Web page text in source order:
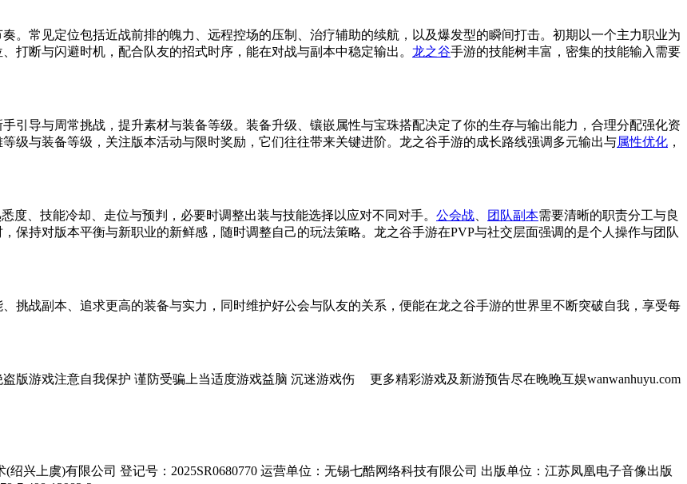
。常见定位包括近战前排的魄力、远程控场的压制、治疗辅助的续航，以及爆发型的瞬间打击。初期以一个主力职业为
打断与闪避时机，配合队友的招式时序，能在对战与副本中稳定输出。 龙之谷手游的技能树丰富，密集的技能输入需要
引导与周常挑战，提升素材与装备等级。装备升级、镶嵌属性与宝珠搭配决定了你的生存与输出能力，合理分配强化资
等级与装备等级，关注版本活动与限时奖励，它们往往带来关键进阶。龙之谷手游的成长路线强调多元输出与属性优化 ，
度、技能冷却、走位与预判，必要时调整出装与技能选择以应对不同对手。 公会战 团队副本需要清晰的职责分工与良
保持对版本平衡与新职业的新鲜感，随时调整自己的玩法策略。龙之谷手游在PVP与社交层面强调的是个人操作与团队
挑战副本、追求更高的装备与实力，同时维护好公会与队友的关系，便能在龙之谷手游的世界里不断突破自我，享受每
更多精彩游戏及新游预告尽在晚晚互娱wanwanhuyu.com
盗版游戏注意自我保护 谨防受骗上当适度游戏益脑 沉迷游戏伤
兴上虞)有限公司 登记号：2025SR0680770 运营单位：无锡七酷网络科技有限公司 出版单位：江苏凤凰电子音像出版